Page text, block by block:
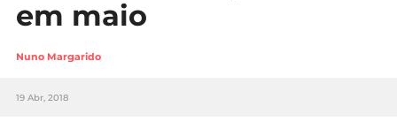
Casa
Lifestyle
Sociedade
em maio
Nuno Margarido
19 Abr, 2018